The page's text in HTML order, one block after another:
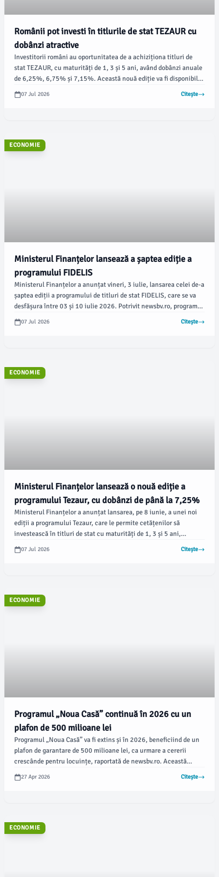
Românii pot investi în titlurile de stat TEZAUR cu
dobânzi atractive
Investitorii români au oportunitatea de a achiziționa titluri de
stat TEZAUR, cu maturități de 1, 3 și 5 ani, având dobânzi anuale
de 6,25%, 6,75% și 7,15%. Această nouă ediție va fi disponibilă
în perioada 6 iulie - 7 august 2026, iar veniturile generate vor fi
neimpozabile, potrivit newsbv.ro.
07 Jul 2026 Citește
ECONOMIE
Ministerul Finanțelor lansează a șaptea ediție a
programului FIDELIS
Ministerul Finanțelor a anunțat vineri, 3 iulie, lansarea celei de-a
șaptea ediții a programului de titluri de stat FIDELIS, care se va
desfășura între 03 și 10 iulie 2026. Potrivit newsbv.ro, programul
oferă dobânzi atractive de până la 7,55% pentru emisiunile în lei
și de până la 6,20% pentru cele în euro.
07 Jul 2026 Citește
ECONOMIE
Ministerul Finanțelor lansează o nouă ediție a
programului Tezaur, cu dobânzi de până la 7,25%
Ministerul Finanțelor a anunțat lansarea, pe 8 iunie, a unei noi
ediții a programului Tezaur, care le permite cetățenilor să
investească în titluri de stat cu maturități de 1, 3 și 5 ani,
beneficiind de dobânzi anuale de până la 7,25%. Perioada de
subscriere va dura până pe 3 iulie 2026, iar investițiile pot fi
07 Jul 2026 Citește
ECONOMIE
Programul „Noua Casă” continuă în 2026 cu un
plafon de 500 milioane lei
Programul „Noua Casă” va fi extins și în 2026, beneficiind de un
plafon de garantare de 500 milioane lei, ca urmare a cererii
crescânde pentru locuințe, raportată de newsbv.ro. Această
decizie se aliniază tendințelor de stabilitate observate pe piața
imobiliară, în contextul unei oferte limitate.
27 Apr 2026 Citește
ECONOMIE